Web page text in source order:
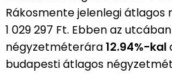
Rákosmente jelenlegi
1 029 297 Ft. Ebben az
négyzetméterára12.94%-kal
budapesti átlagos